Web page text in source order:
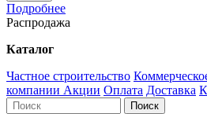
Подробнее
Распродажа
Каталог
Частное строительство
компании Акции Оплата Доставка